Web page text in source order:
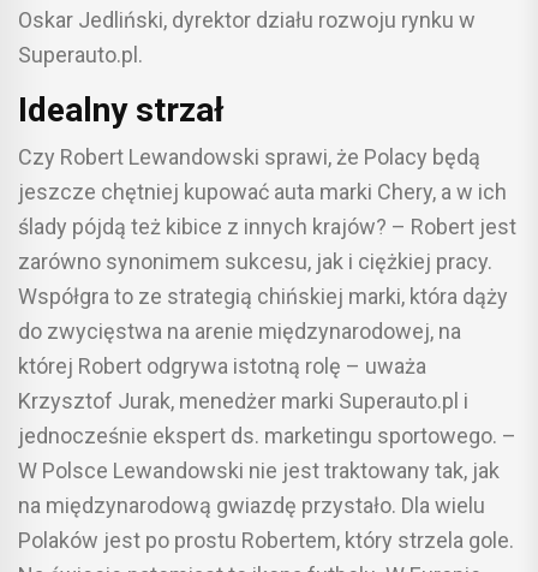
Oskar Jedliński, dyrektor działu rozwoju rynku w
Superauto.pl.
Idealny strzał
Czy Robert Lewandowski sprawi, że Polacy będą
jeszcze chętniej kupować auta marki Chery, a w ich
ślady pójdą też kibice z innych krajów? – Robert jest
zarówno synonimem sukcesu, jak i ciężkiej pracy.
Współgra to ze strategią chińskiej marki, która dąży
do zwycięstwa na arenie międzynarodowej, na
której Robert odgrywa istotną rolę – uważa
Krzysztof Jurak, menedżer marki Superauto.pl i
jednocześnie ekspert ds. marketingu sportowego. –
W Polsce Lewandowski nie jest traktowany tak, jak
na międzynarodową gwiazdę przystało. Dla wielu
Polaków jest po prostu Robertem, który strzela gole.